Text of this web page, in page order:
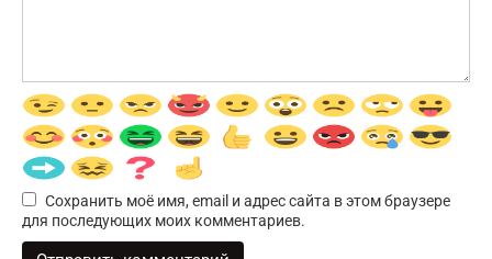
Сохранить моё имя, email и адрес сайта в этом браузере
для последующих моих комментариев.